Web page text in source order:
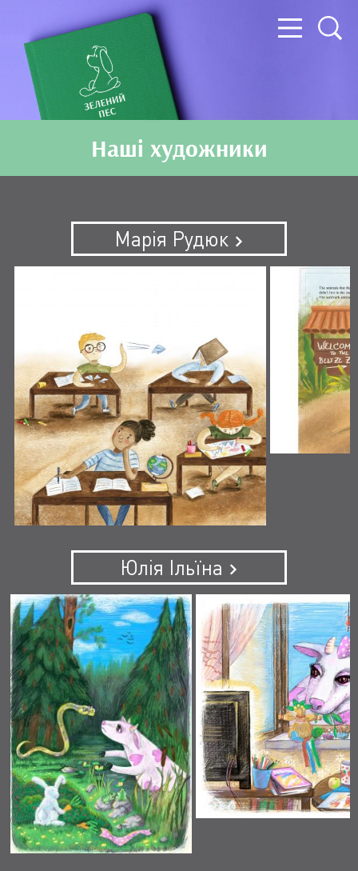
Наші художники
Марія Рудюк
Юлія Ільїна